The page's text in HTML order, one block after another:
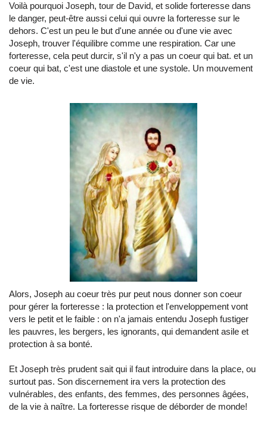
Voilà pourquoi Joseph, tour de David, et solide forteresse dans
le danger, peut-être aussi celui qui ouvre la forteresse sur le
dehors. C'est un peu le but d'une année ou d'une vie avec
Joseph, trouver l'équilibre comme une respiration. Car une
forteresse, cela peut durcir, s'il n'y a pas un coeur qui bat. et un
coeur qui bat, c'est une diastole et une systole. Un mouvement
de vie.
Alors, Joseph au coeur très pur peut nous donner son coeur
pour gérer la forteresse : la protection et l'enveloppement vont
vers le petit et le faible : on n'a jamais entendu Joseph fustiger
les pauvres, les bergers, les ignorants, qui demandent asile et
protection à sa bonté.
Et Joseph très prudent sait qui il faut introduire dans la place, ou
surtout pas. Son discernement ira vers la protection des
vulnérables, des enfants, des femmes, des personnes âgées,
de la vie à naître. La forteresse risque de déborder de monde!